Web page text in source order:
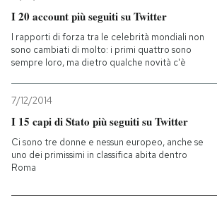
PODCAST
I MIEI PREFERITI
I 20 account più seguiti su Twitter
I rapporti di forza tra le celebrità mondiali non
sono cambiati di molto: i primi quattro sono
sempre loro, ma dietro qualche novità c'è
7/12/2014
I 15 capi di Stato più seguiti su Twitter
Ci sono tre donne e nessun europeo, anche se
uno dei primissimi in classifica abita dentro
Roma